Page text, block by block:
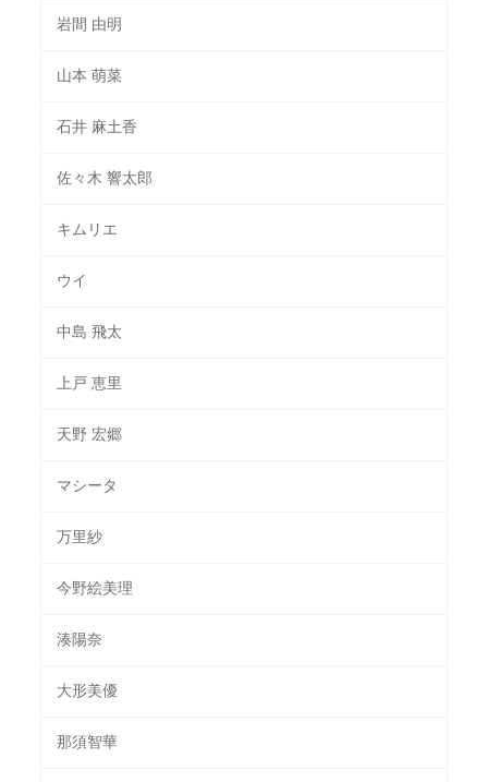
岩間 由明
山本 萌菜
石井 麻土香
佐々木 響太郎
キムリエ
ウイ
中島 飛太
上戸 恵里
天野 宏郷
マシータ
万里紗
今野絵美理
湊陽奈
大形美優
那須智華